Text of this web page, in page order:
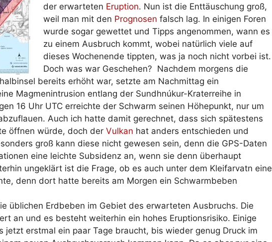
der erwarteten Eruption. Nun ist die Enttäuschung groß,
weil man mit den Prognosen falsch lag. In einigen Foren
wurde sogar gewettet und Tipps angenommen, wann es
zu einem Ausbruch kommt, wobei natürlich viele auf
dieses Wochenende tippten, was ja noch nicht vorbei ist.
Doch was war Geschehen? Nachdem morgens die
bereits erhöht war, setzte am Nachmittag ein
Magmenintrusion entlang der Sundhnúkur-Kraterreihe in
16 Uhr UTC erreichte der Schwarm seinen Höhepunkt, nur um
Auch ich hatte damit gerechnet, dass sich spätestens
öffnen würde, doch der Vulkan hat anders entschieden und
groß kann diese nicht gewesen sein, denn die GPS-Daten
eine leichte Subsidenz an, wenn sie denn überhaupt
ungeklärt ist die Frage, ob es auch unter dem Kleifarvatn eine
denn dort hatte bereits am Morgen ein Schwarmbeben
üblichen Erdbeben im Gebiet des erwarteten Ausbruchs. Die
an und es besteht weiterhin ein hohes Eruptionsrisiko. Einige
jetzt erstmal ein paar Tage braucht, bis wieder genug Druck im